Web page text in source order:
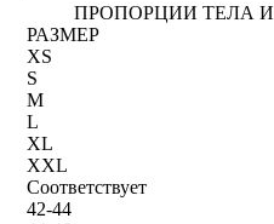
ПРОПОРЦИИ ТЕЛА
РАЗМЕР
XS
S
M
L
XL
XXL
Соответствует
42-44